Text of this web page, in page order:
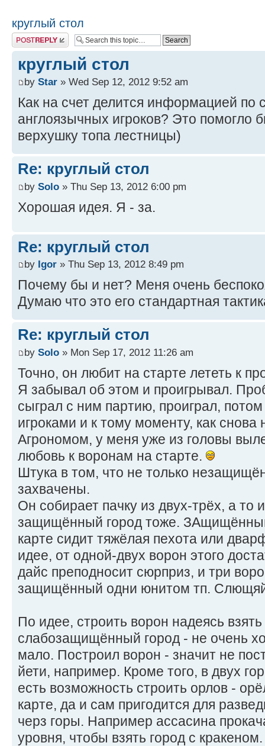
круглый стол
Post a reply
круглый стол
by Star » Wed Sep 12, 2012 9:52 am
Как на счет делится информацией по
англоязычных игроков? Это помогло
верхушку топа лестницы)
Re: круглый стол
by Solo » Thu Sep 13, 2012 6:00 pm
Хорошая идея. Я - за.
Re: круглый стол
by Igor » Thu Sep 13, 2012 8:49 pm
Почему бы и нет? Меня очень
Думаю что это его стандартная
Re: круглый стол
by Solo » Mon Sep 17, 2012 11:26 am
Точно, он любит на старте лететь к
Я забывал об этом и проигрывал.
сыграл с ним партию, проиграл,
игроками и к тому моменту, как снова
Агрономом, у меня уже из головы
любовь к воронам на старте.
Штука в том, что не только
захвачены.
Он собирает пачку из двух-трёх, а то
защищённый город тоже.
карте сидит тяжёлая пехота или
идее, от одной-двух ворон этого
дайс преподносит сюрприз, и три
защищённый одни юнитом тп.
По идее, строить ворон надеясь
слабозащищённый город - не очень
мало. Построил ворон - значит не
йети, например. Кроме того, в двух
есть возможность строить орлов -
карте, да и сам пригодится для
черз горы. Например ассасина
уровня, чтобы взять город с кракеном.